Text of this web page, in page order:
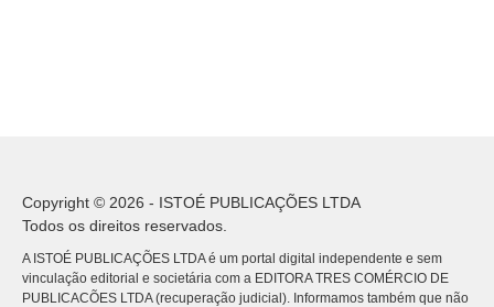
Copyright © 2026 - ISTOÉ PUBLICAÇÕES LTDA
Todos os direitos reservados.
A ISTOÉ PUBLICAÇÕES LTDA é um portal digital independente e sem
vinculação editorial e societária com a EDITORA TRES COMÉRCIO DE
PUBLICACÕES LTDA (recuperação judicial). Informamos também que não